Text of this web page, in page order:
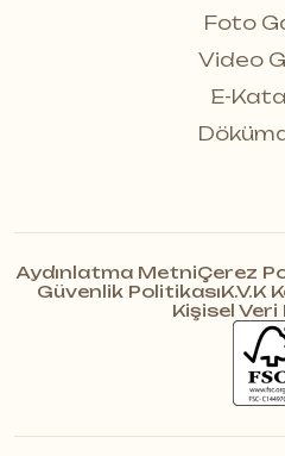
Foto
Video
E-
Aydınlatma MetniÇerez
Güvenlik PolitikasıK.V.K
Kişisel Veri